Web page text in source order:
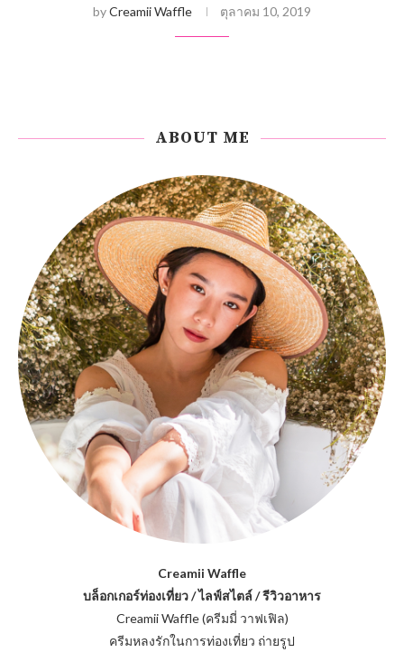
byCreamii Waffle ตุลาคม 10, 2019
ABOUT ME
Creamii Waffle
บล็อกเกอร์ท่องเที่ยว / ไลฟ์สไตล์ / รีวิวอาหาร
Creamii Waffle (ครีมมี่ วาฟเฟิล)
ครีมหลงรักในการท่องเที่ยว ถ่ายรูป